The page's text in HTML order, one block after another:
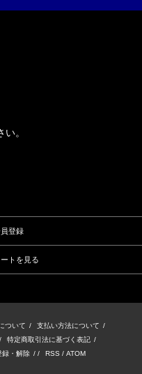
。
登録
ートを見る
ついて / 支払い方法について /
/ 特定商取引法に基づく表記 /
録・解除 / / RSS / ATOM